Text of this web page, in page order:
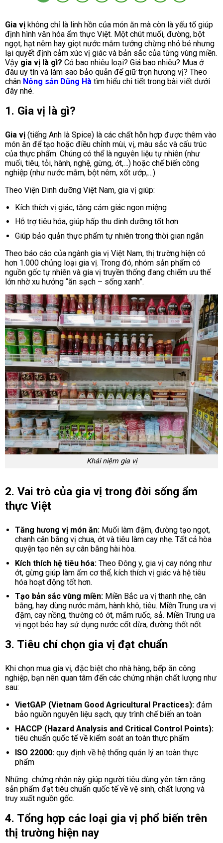
biến
thể.
Các
tùy
chọn
có
thể
được
chọn
trên
trang
phẩm
biến
thể.
Các
tùy
chọn
có
thể
được
phẩm
Gia vị không chỉ là linh hồn của món ăn mà còn là yếu tố giúp
định hình văn hóa ẩm thực Việt. Một chút muối, đường, bột
ngọt, hạt nêm hay giọt nước mắm tưởng chừng nhỏ bé nhưng
lại quyết định cảm xúc vị giác và bản sắc của từng vùng miền.
Vậy gia vị là gì? Có bao nhiêu loại? Giá bao nhiêu? Mua ở
đâu uy tín và làm sao bảo quản để giữ trọn hương vị? Theo
chân Nông sản Dũng Hà tìm hiểu chi tiết trong bài viết dưới
đây nhé.
1. Gia vị là gì?
Gia vị (tiếng Anh là Spice) là các chất hỗn hợp được thêm vào
món ăn để tạo hoặc điều chỉnh mùi, vị, màu sắc và cấu trúc
của thực phẩm. Chúng có thể là nguyên liệu tự nhiên (như
muối, tiêu, tỏi, hành, nghệ, gừng, ớt,…) hoặc chế biến công
nghiệp (như nước mắm, bột nêm, xốt ướp,…)
Theo Viện Dinh dưỡng Việt Nam, gia vị giúp:
Kích thích vị giác, tăng cảm giác ngon miệng
Hỗ trợ tiêu hóa, giúp hấp thu dinh dưỡng tốt hơn
Giúp bảo quản thực phẩm tự nhiên trong thời gian ngắn
Theo báo cáo của ngành gia vị Việt Nam, thị trường hiện có
hơn 1.000 chủng loại gia vị. Trong đó, nhóm sản phẩm có
nguồn gốc tự nhiên và gia vị truyền thống đang chiếm ưu thế
lớn nhờ xu hướng “ăn sạch – sống xanh”.
Khái niệm gia vị
2. Vai trò của gia vị trong đời sống ẩm
thực Việt
Tăng hương vị món ăn: Muối làm đậm, đường tạo ngọt,
chanh cân bằng vị chua, ớt và tiêu làm cay nhẹ. Tất cả hòa
quyện tạo nên sự cân bằng hài hòa.
Kích thích hệ tiêu hóa: Theo Đông y, gia vị cay nóng như
ớt, gừng giúp làm ấm cơ thể, kích thích vị giác và hệ tiêu
hóa hoạt động tốt hơn.
Tạo bản sắc vùng miền: Miền Bắc ưa vị thanh nhẹ, cân
bằng, hay dùng nước mắm, hành khô, tiêu. Miền Trung ưa vị
đậm, cay nồng, thường có ớt, mắm ruốc, sả. Miền Trung ưa
vị ngọt béo hay sử dụng nước cốt dừa, đường thốt nốt.
3. Tiêu chí chọn gia vị đạt chuẩn
Khi chọn mua gia vị, đặc biệt cho nhà hàng, bếp ăn công
nghiệp, bạn nên quan tâm đến các chứng nhận chất lượng như
sau:
VietGAP (Vietnam Good Agricultural Practices): đảm
bảo nguồn nguyên liệu sạch, quy trình chế biến an toàn
HACCP (Hazard Analysis and Critical Control Points):
tiêu chuẩn quốc tế về kiểm soát an toàn thực phẩm
ISO 22000: quy định về hệ thống quản lý an toàn thực
phẩm
Những chứng nhận này giúp người tiêu dùng yên tâm rằng
sản phẩm đạt tiêu chuẩn quốc tế về vệ sinh, chất lượng và
truy xuất nguồn gốc.
4. Tổng hợp các loại gia vị phổ biến trên
thị trường hiện nay